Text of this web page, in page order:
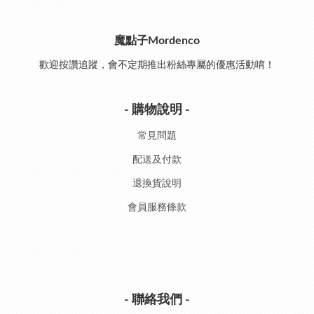
魔點子Mordenco
歡迎按讚追蹤，會不定期推出粉絲專屬的優惠活動唷！
- 購物說明 -
常見問題
配送及付款
退換貨說明
會員服務條款
- 聯絡我們 -